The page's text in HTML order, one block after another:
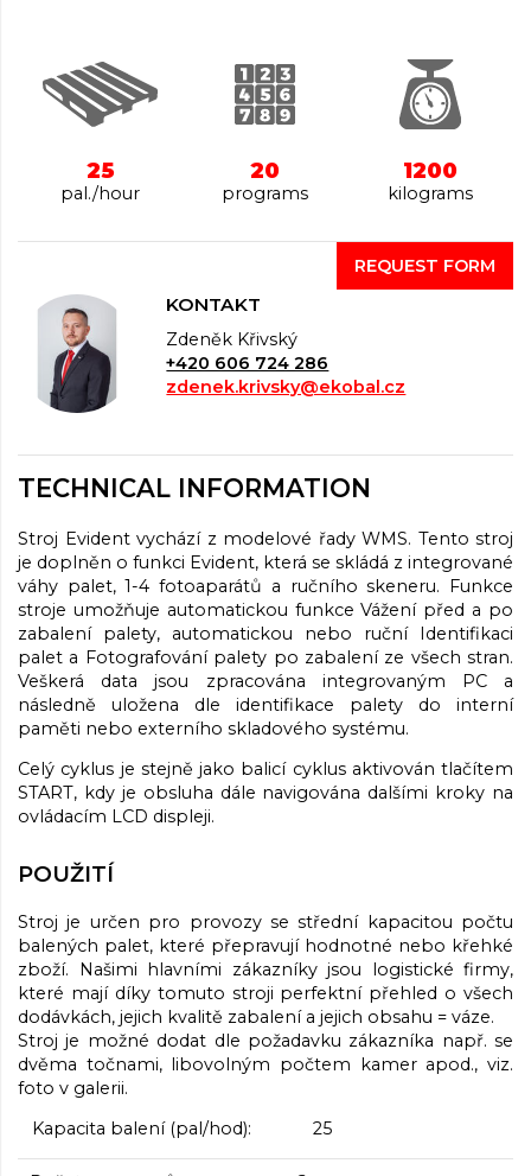
25
pal./hour
20
programs
1200
kilograms
REQUEST FORM
KONTAKT
Zdeněk Křivský
+420 606 724 286
zdenek.krivsky@ekobal.cz
TECHNICAL INFORMATION
Stroj Evident vychází z modelové řady WMS. Tento stroj
je doplněn o funkci Evident, která se skládá z integrované
váhy palet, 1-4 fotoaparátů a ručního skeneru. Funkce
stroje umožňuje automatickou funkce Vážení před a po
zabalení palety, automatickou nebo ruční Identifikaci
palet a Fotografování palety po zabalení ze všech stran.
Veškerá data jsou zpracována integrovaným PC a
následně uložena dle identifikace palety do interní
paměti nebo externího skladového systému.
Celý cyklus je stejně jako balicí cyklus aktivován tlačítem
START, kdy je obsluha dále navigována dalšími kroky na
ovládacím LCD displeji.
POUŽITÍ
Stroj je určen pro provozy se střední kapacitou počtu
balených palet, které přepravují hodnotné nebo křehké
zboží. Našimi hlavními zákazníky jsou logistické firmy,
které mají díky tomuto stroji perfektní přehled o všech
dodávkách, jejich kvalitě zabalení a jejich obsahu = váze.
Stroj je možné dodat dle požadavku zákazníka např. se
dvěma točnami, libovolným počtem kamer apod., viz.
foto v galerii.
Kapacita balení (pal/hod): 25